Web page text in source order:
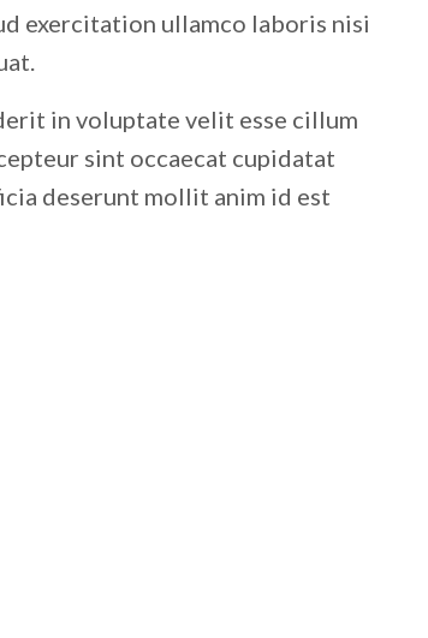
exercitation ullamco laboris nisi
in voluptate velit esse cillum
sint occaecat cupidatat
deserunt mollit anim id est